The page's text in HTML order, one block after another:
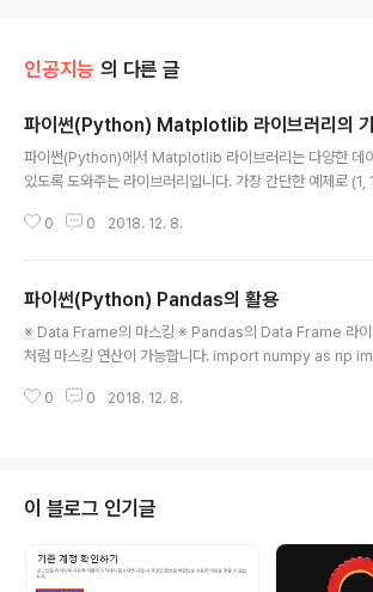
인공지능 의 다른 글
파이썬(Python) Matplotlib 라이브러리의
파이썬(Python)에서 Matplotlib 라이브러리는 다양한 데
있도록 도와주는 라이브러리입니다. 가장 간단한 예제로
as plt x = [1, 2, 3] y = [1, 2, 3] plt.plot(x, y)
의 그림 파일에 여러 개의 그래프가 들어가도록 코딩을 할
ort matplotlib.pypl..
0 0 2018. 12. 8.
파이썬(Python) Pandas의 활용
※ Data Frame의 마스킹 ※ Pandas의 Data Frame 라
처럼 마스킹 연산이 가능합니다. import numpy as np
1], columns=["A", "B"]) print(df) # 데이터 프레임 출력
0 0 2018. 12. 8.
이 블로그 인기글